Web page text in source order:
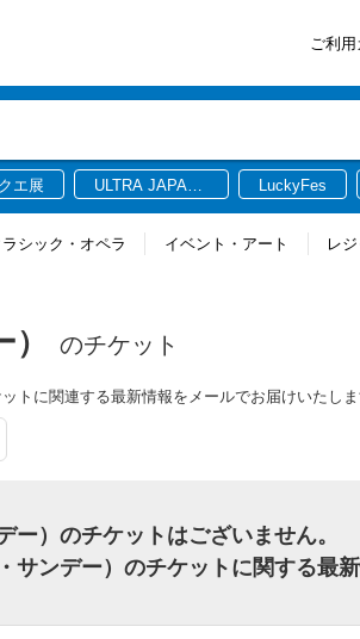
ご利
エ展
ULTRA JAPAN
LuckyFes
ラシック・オペラ イベント・アート レ
のチケット
トに関連する最新情報をメールでお届けいたしま
）のチケットはございません。
サンデー）のチケットに関する最